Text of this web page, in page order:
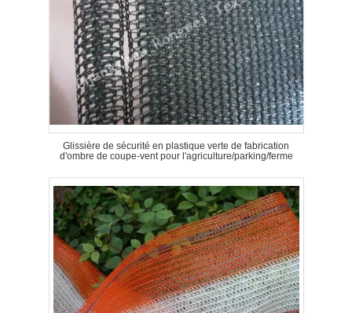
Glissière de sécurité en plastique verte de fabrication
d'ombre de coupe-vent pour l'agriculture/parking/ferme